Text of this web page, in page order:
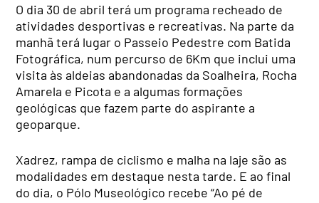
O dia 30 de abril terá um programa recheado de
atividades desportivas e recreativas. Na parte da
manhã terá lugar o Passeio Pedestre com Batida
Fotográfica, num percurso de 6Km que inclui uma
visita às aldeias abandonadas da Soalheira, Rocha
Amarela e Picota e a algumas formações
geológicas que fazem parte do aspirante a
geoparque.
Xadrez, rampa de ciclismo e malha na laje são as
modalidades em destaque nesta tarde. E ao final
do dia, o Pólo Museológico recebe “Ao pé de